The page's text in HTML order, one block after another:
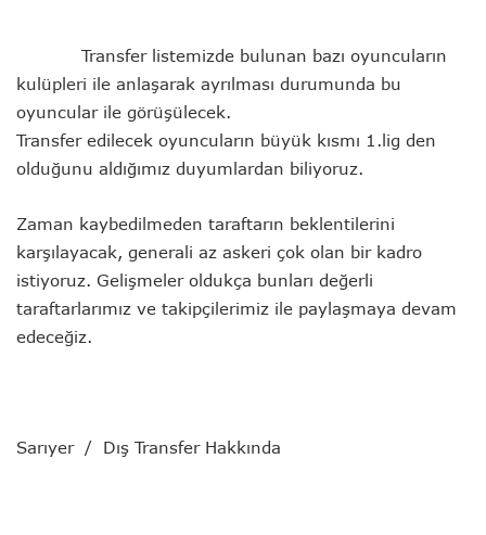
Transfer listemizde bulunan bazı oyuncuların
kulüpleri ile anlaşarak ayrılması durumunda bu
oyuncular ile görüşülecek.
Transfer edilecek oyuncuların büyük kısmı 1.lig den
olduğunu aldığımız duyumlardan biliyoruz.
Zaman kaybedilmeden taraftarın beklentilerini
karşılayacak, generali az askeri çok olan bir kadro
istiyoruz. Gelişmeler oldukça bunları değerli
taraftarlarımız ve takipçilerimiz ile paylaşmaya devam
edeceğiz.
Sarıyer / Dış Transfer Hakkında